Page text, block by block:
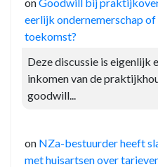
eerlijk ondernemerschap
toekomst?
Deze discussie is eigenlijk
inkomen van de
goodwill...
on NZa-bestuurder heeft
met huisartsen over